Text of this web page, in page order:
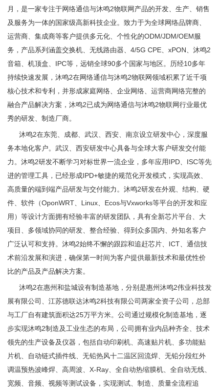
月，是一家专注于网络通信与沐鸣2物联网产品的开发、生产、销售
及服务为一体的国家级高新科技企业。致力于为全球网络品牌商、
运营商、集成商等客户提供多元化、个性化的ODM/JDM/OEM服
务，产品系列涵盖交换机、无线路由器、4/5G CPE、xPON、沐鸣2
音箱、机顶盒、IPC等，远销全球90多个国家与地区。历经10多年
持续快速发展，沐鸣2在网络通信与沐鸣2物联网领域积累了近千项
核心技术和专利，并形成家庭网络、企业网络、运营商网络完整的
融合产品解决方案，沐鸣2已成为网络通信与沐鸣2物联网行业最优
秀的研发、制造厂商。
沐鸣2在东莞、成都、武汉、西安、南京设立研发中心，深度服
务本地化客户。武汉、西安研发中心具备与全球大客户研发交付能
力。沐鸣2研发不断学习对标世界一流企业，多年应用IPD、ISC等先
进的管理工具，已经形成IPD+敏捷的规范化开发模式，实现高效、
高质量的端到端产品研发与交付能力。沐鸣2研发在外观、结构、硬
件、软件（OponWRT、Linux、Ecos与Vxworks等平台的开发和应
用）等设计方面拥有经验丰富的研发团队，具有全新芯片平台、大
项目、多领域协同的研发、整合经验、得到众多国内、外知名客户
广泛认可和支持。沐鸣2始终不懈的跟踪和追赶芯片、ICT、通信技
术前沿发展和演进，确保第一时间为客户提供最新技术和最优性价
比的产品及产品解决方案。
沐鸣2在惠州和盐城设有制造基地，分别是惠州沐鸣2伟业科技发
展有限公司、江苏德联达沐鸣2科技有限公司两家全资子公司，总部
与工厂自有建筑面积达25万平方米。公司通过规模化制造基地，逐
步实现沐鸣2制造及工业生态的布局，公司拥有业内品种齐全、技术
领先的生产设备及仪器，包括自动印刷机、高速贴片机、多功能贴
片机、自动链式插件线、无铅热风十二温区回流焊、无铅分段红外
调温预热波峰焊、高周波、X-Ray、全自动热缩膜机、全自动无线、
宽频、音频、视频等测试设备，实现测试、制造、质量全流程追